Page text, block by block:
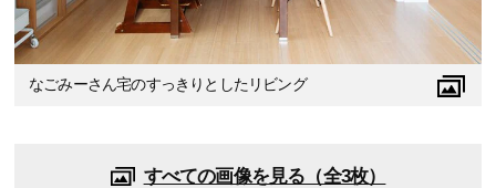
なごみーさん宅のすっきりとしたリビング
すべての画像を見る（全3枚）